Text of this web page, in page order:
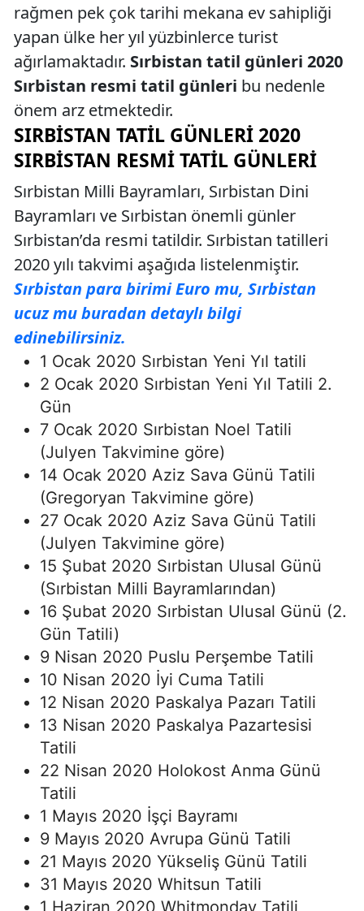
rağmen pek çok tarihi mekana ev sahipliği
yapan ülke her yıl yüzbinlerce turist
ağırlamaktadır. Sırbistan tatil günleri 2020
Sırbistan resmi tatil günleri bu nedenle
önem arz etmektedir.
SIRBISTAN TATIL GÜNLERI 2020
SIRBISTAN RESMI TATIL GÜNLERI
Sırbistan Milli Bayramları, Sırbistan Dini
Bayramları ve Sırbistan önemli günler
Sırbistan’da resmi tatildir. Sırbistan tatilleri
2020 yılı takvimi aşağıda listelenmiştir.
Sırbistan para birimi Euro mu, Sırbistan
ucuz mu buradan detaylı bilgi
edinebilirsiniz.
1 Ocak 2020 Sırbistan Yeni Yıl tatili
2 Ocak 2020 Sırbistan Yeni Yıl Tatili 2.
Gün
7 Ocak 2020 Sırbistan Noel Tatili
(Julyen Takvimine göre)
14 Ocak 2020 Aziz Sava Günü Tatili
(Gregoryan Takvimine göre)
27 Ocak 2020 Aziz Sava Günü Tatili
(Julyen Takvimine göre)
15 Şubat 2020 Sırbistan Ulusal Günü
(Sırbistan Milli Bayramlarından)
16 Şubat 2020 Sırbistan Ulusal Günü (2.
Gün Tatili)
9 Nisan 2020 Puslu Perşembe Tatili
10 Nisan 2020 İyi Cuma Tatili
12 Nisan 2020 Paskalya Pazarı Tatili
13 Nisan 2020 Paskalya Pazartesisi
Tatili
22 Nisan 2020 Holokost Anma Günü
Tatili
1 Mayıs 2020 İşçi Bayramı
9 Mayıs 2020 Avrupa Günü Tatili
21 Mayıs 2020 Yükseliş Günü Tatili
31 Mayıs 2020 Whitsun Tatili
1 Haziran 2020 Whitmonday Tatili